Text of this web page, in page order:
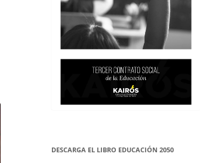
DESCARGA EL LIBRO EDUCACIÓN 2050